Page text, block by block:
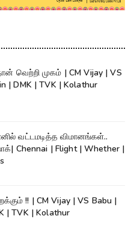
முகம் | CM Vijay | VS
| DMK | TVK | Kolathur
வட்டமடித்த விமானங்கள்..
Chennai | Flight | Whether |
| VS Babu |
| TVK | Kolathur